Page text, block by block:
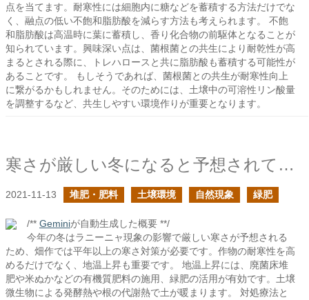
点を当てます。耐寒性には細胞内に糖などを蓄積する方法だけでな
く、融点の低い不飽和脂肪酸を減らす方法も考えられます。 不飽
和脂肪酸は高温時に葉に蓄積し、香り化合物の前駆体となることが
知られています。興味深い点は、菌根菌との共生により耐乾性が高
まるとされる際に、トレハロースと共に脂肪酸も蓄積する可能性が
あることです。 もしそうであれば、菌根菌との共生が耐寒性向上
に繋がるかもしれません。そのためには、土壌中の可溶性リン酸量
を調整するなど、共生しやすい環境作りが重要となります。
寒さが厳しい冬になると予想されている中で出来ること
2021-11-13 堆肥・肥料 土壌環境 自然現象 緑肥
/** Geminiが自動生成した概要 **/
今年の冬はラニーニャ現象の影響で厳しい寒さが予想される
ため、畑作では平年以上の寒さ対策が必要です。作物の耐寒性を高
めるだけでなく、地温上昇も重要です。 地温上昇には、廃菌床堆
肥や米ぬかなどの有機質肥料の施用、緑肥の活用が有効です。土壌
微生物による発酵熱や根の代謝熱で土が暖まります。 対処療法と